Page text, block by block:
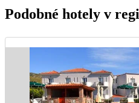
Podobné hotely v